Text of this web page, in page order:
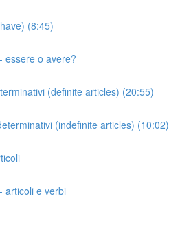
(8:45)
essere o avere?
(definite articles) (20:55)
(indefinite articles) (10:02)
articoli e verbi